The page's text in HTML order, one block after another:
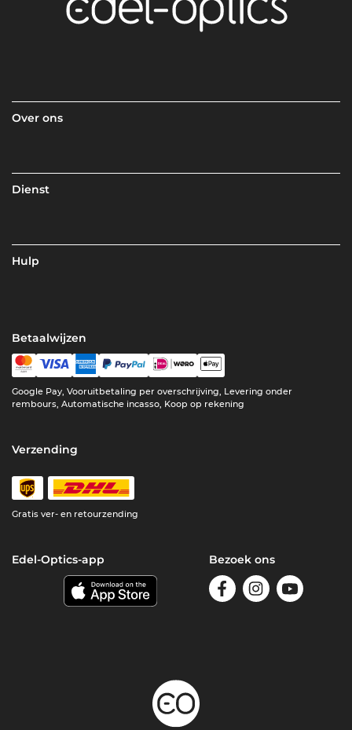
Over ons
Dienst
Hulp
Betaalwijzen
Google Pay, Vooruitbetaling per overschrijving, Levering onder
rembours, Automatische incasso, Koop op rekening
Verzending
Gratis ver- en retourzending
Edel-Optics-app Bezoek ons